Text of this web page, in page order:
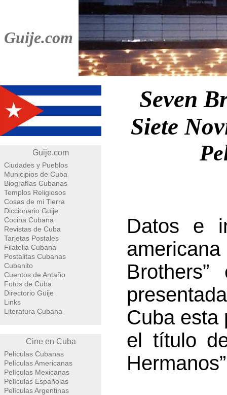
Guije.com
Guije.com
Ciudades y Pueblos
Municipios de Cuba
Biografías Cubanas
Templos Religiosos
Cosas de mi Tierra
Diccionario Guije
Cocina Cubana
Revistas de Cuba
Tarjetas Postales
Filatelia Cubana
Postalitas Cubanas
Cubanito
Cuentos de Antaño
Fotos de Cuba
Directorio Güije
Links
Literatura Cubana
Cine en Cuba
Películas Cubanas
Películas Americanas
Películas Mexicanas
Películas Españolas
Películas Argentinas
Seven
Siete
Datos e
Cuba esta
el título